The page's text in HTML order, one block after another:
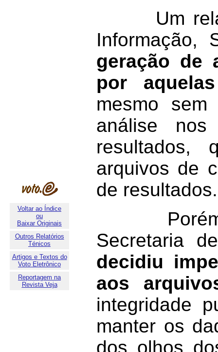
Um
geração de
por
mesmo
análise
arquivos de
de resultados.
Porém,
Secretaria
decidiu
aos
integridade
manter os
dos olhos
Voltar ao Índice
ou
Baixar Originais
Outros Relatórios
Ténicos
Artigos e Textos do
Voto Eletrônico
Reportagem na
Revista Veja